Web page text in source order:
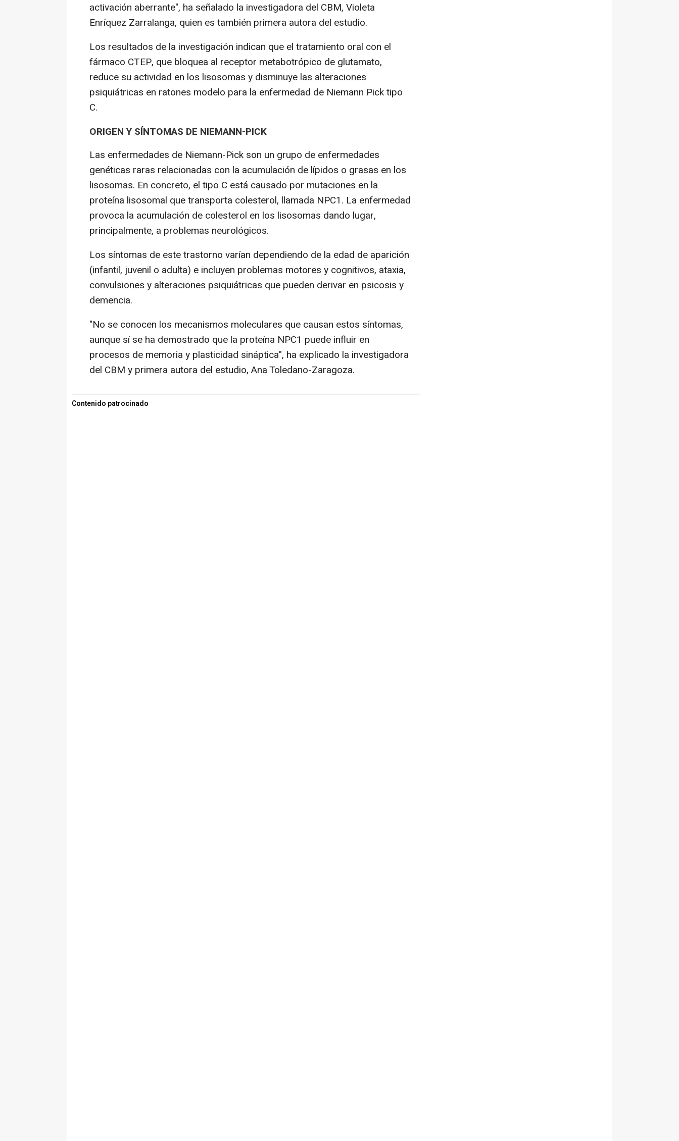
activación aberrante", ha señalado la investigadora del CBM, Violeta
Enríquez Zarralanga, quien es también primera autora del estudio.
Los resultados de la investigación indican que el tratamiento oral con el
fármaco CTEP, que bloquea al receptor metabotrópico de glutamato,
reduce su actividad en los lisosomas y disminuye las alteraciones
psiquiátricas en ratones modelo para la enfermedad de Niemann Pick tipo
C.
ORIGEN Y SÍNTOMAS DE NIEMANN-PICK
Las enfermedades de Niemann-Pick son un grupo de enfermedades
genéticas raras relacionadas con la acumulación de lípidos o grasas en los
lisosomas. En concreto, el tipo C está causado por mutaciones en la
proteína lisosomal que transporta colesterol, llamada NPC1. La enfermedad
provoca la acumulación de colesterol en los lisosomas dando lugar,
principalmente, a problemas neurológicos.
Los síntomas de este trastorno varían dependiendo de la edad de aparición
(infantil, juvenil o adulta) e incluyen problemas motores y cognitivos, ataxia,
convulsiones y alteraciones psiquiátricas que pueden derivar en psicosis y
demencia.
"No se conocen los mecanismos moleculares que causan estos síntomas,
aunque sí se ha demostrado que la proteína NPC1 puede influir en
procesos de memoria y plasticidad sináptica", ha explicado la investigadora
del CBM y primera autora del estudio, Ana Toledano-Zaragoza.
Contenido patrocinado